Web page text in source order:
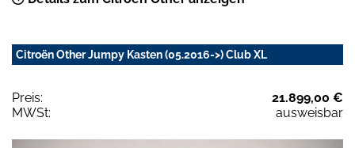
Citroën Other Jumpy Kasten (05.2016->) Club XL
Preis:
21.899,00 €
MWSt:
ausweisbar